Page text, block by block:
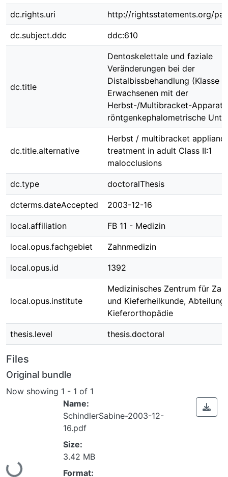
dc.rights.uri http://rightsstatements.org/
dc.subject.ddc ddc:610
dc.title
Dentoskelettale und faziale
Veränderungen bei der
Distalbissbehandlung (Klasse
Erwachsenen mit der
Herbst-/Multibracket-
röntgenkephalometrische
dc.title.alternative
Herbst / multibracket
treatment in adult Class II:1
malocclusions
dc.type doctoralThesis
dcterms.dateAccepted 2003-12-16
local.affiliation FB 11 - Medizin
local.opus.fachgebiet Zahnmedizin
local.opus.id 1392
local.opus.institute
Medizinisches Zentrum für
und Kieferheilkunde, Abteilung
Kieferorthopädie
thesis.level thesis.doctoral
Files
Original bundle
Now showing 1 - 1 of 1
Name:
SchindlerSabine-2003-12-
16.pdf
Size:
3.42 MB
Format: